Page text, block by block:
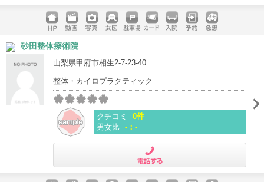
ホームペ
ージ
動画 写真 女医 駐車場
クレジッ
入院 予約 急患
砂田整体療術院
山梨県甲府市相生2-7-23-40
整体・カイロプラクティック
クチコミ
0件
男女比 -：-